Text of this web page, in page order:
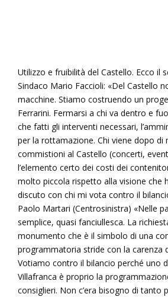
Utilizzo e fruibilità del Castello. Ecco il
Sindaco Mario Faccioli: «Del Castello
macchine. Stiamo costruendo un
Ferrarini. Fermarsi a chi va dentro e
che fatti gli interventi necessari,
per la rottamazione. Chi viene dopo di
commistioni al Castello (concerti,
l’elemento certo dei costi dei
molto piccola rispetto alla visione che
discuto con chi mi vota contro il
Paolo Martari (Centrosinistra) «Nelle
semplice, quasi fanciullesca. La
monumento che è il simbolo di una
programmatoria stride con la carenza
Votiamo contro il bilancio perché uno
Villafranca è proprio la
consiglieri. Non c’era bisogno di tanto